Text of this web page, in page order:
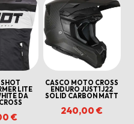
LITE
DA
€
CASCO MOTO CROSS
ENDURO JUST1 J22
SOLID CARBON MATT
240,00€